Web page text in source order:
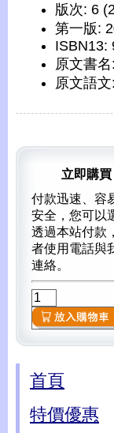
版次: 6
第一版:
ISBN13:
原文書
原文語
立即購買
付款迅速、容
安全，您可以
透過本站付款
者使用電話與
連絡。
首頁
特價優惠